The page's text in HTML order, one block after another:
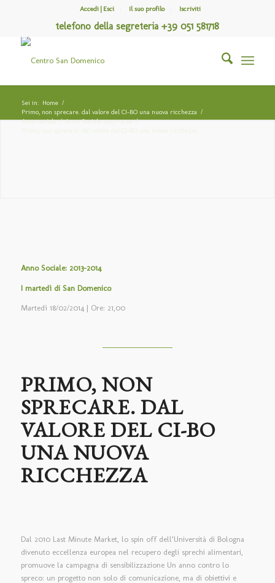
Accedi | Esci Il suo profilo Iscriviti
telefono della segreteria +39 051 581718
Sei in: Home /
Primo, non sprecare. dal valore del CI-BO una nuova ricchezza /
Anno sociale / Anno Sociale 2013 – 2014 /
Primo, non sprecare. dal valore del CI-BO una nuova ricchezza
Anno Sociale: 2013-2014
I martedì di San Domenico
Martedì 18/02/2014 | Ore: 21,00
PRIMO, NON
SPRECARE. DAL
VALORE DEL CI-BO
UNA NUOVA
RICCHEZZA
Dal 2010 Last Minute Market, lo spin off dell’Università di Bologna
divenuto eccellenza europea nel recupero degli sprechi alimentari,
promuove la campagna di sensibilizzazione Un anno contro lo
spreco: un progetto non solo di comunicazione, ma di obiettivi e